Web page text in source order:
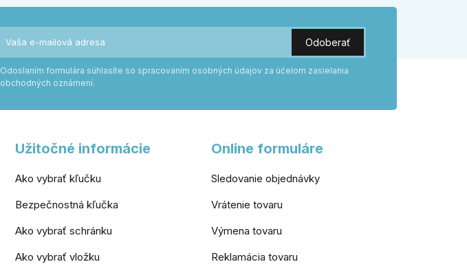
ponuku a vyberte si tú pravú!
Odoslaním formulára súhlasíte so spracovaním osobných údajov za účelom zasielania
obchodných oznámení.
Užitočné informácie
Ako vybrať kľučku
Bezpečnostná kľučka
Ako vybrať schránku
Ako vybrať vložku
Online formuláre
Sledovanie objednávky
Vrátenie tovaru
Výmena tovaru
Reklamácia tovaru